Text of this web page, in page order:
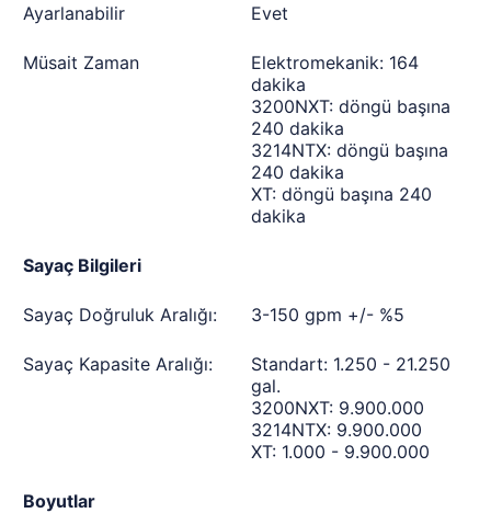
Ayarlanabilir Evet
Müsait Zaman
Elektromekanik: 164
dakika
3200NXT: döngü başına
240 dakika
3214NTX: döngü başına
240 dakika
XT: döngü başına 240
dakika
Sayaç Bilgileri
Sayaç Doğruluk Aralığı: 3-150 gpm +/- %5
Sayaç Kapasite Aralığı:
Standart: 1.250 - 21.250
gal.
3200NXT: 9.900.000
3214NTX: 9.900.000
XT: 1.000 - 9.900.000
Boyutlar